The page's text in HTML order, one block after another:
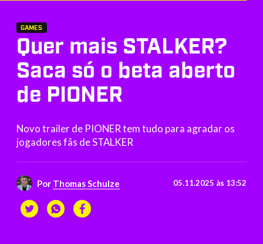
GAMES
Quer mais STALKER?
Saca só o beta aberto
de PIONER
Novo trailer de PIONER tem tudo para agradar os
jogadores fãs de STALKER
Por Thomas Schulze 05.11.2025 às 13:52